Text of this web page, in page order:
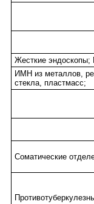
Жесткие эндоскопы;
ИМН из металлов,
стекла, пластмасс;
Соматические